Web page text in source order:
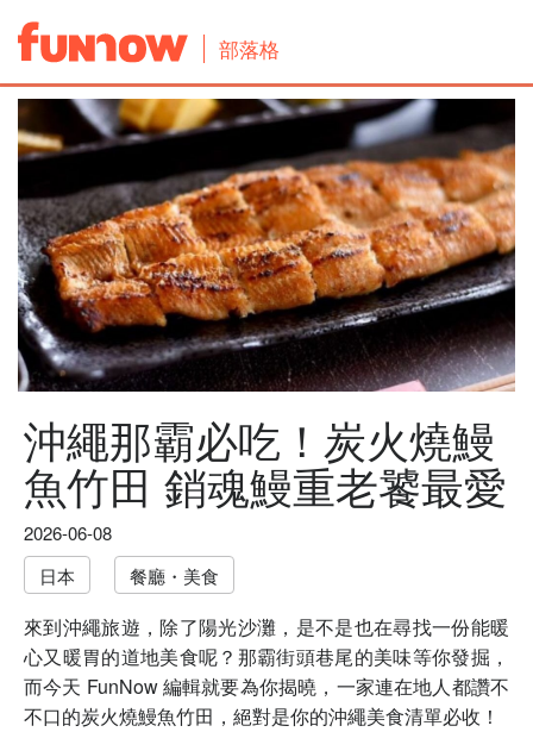
部落格
沖繩那霸必吃！炭火燒鰻
魚竹田 銷魂鰻重老饕最愛
2026-06-08
日本
餐廳・美食
來到沖繩旅遊，除了陽光沙灘，是不是也在尋找一份能暖
心又暖胃的道地美食呢？那霸街頭巷尾的美味等你發掘，
而今天 FunNow 編輯就要為你揭曉，一家連在地人都讚不
不口的炭火燒鰻魚竹田，絕對是你的沖繩美食清單必收！